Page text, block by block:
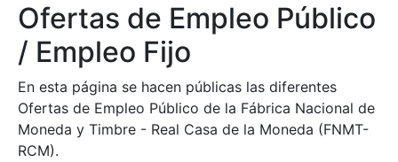
Mostrar/Ocultar
Ofertas de Empleo Público
/ Empleo Fijo
En esta página se hacen públicas las diferentes
Ofertas de Empleo Público de la Fábrica Nacional de
Moneda y Timbre - Real Casa de la Moneda (FNMT-
RCM).